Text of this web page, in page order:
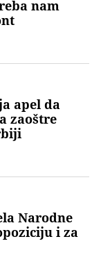
nam
apel da
zaoštre
Narodne
i za